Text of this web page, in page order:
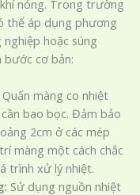
nóng. Trong trường
thể áp dụng phương
hoặc súng
bước cơ bản:
Quấn màng co nhiệt
bao bọc. Đảm bảo
2cm ở các mép
màng một cách chắc
trình xử lý nhiệt.
Sử dụng nguồn nhiệt